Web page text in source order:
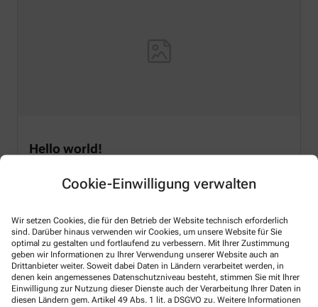
Cookie-Einwilligung verwalten
Wir setzen Cookies, die für den Betrieb der Website technisch erforderlich
sind. Darüber hinaus verwenden wir Cookies, um unsere Website für Sie
optimal zu gestalten und fortlaufend zu verbessern. Mit Ihrer Zustimmung
geben wir Informationen zu Ihrer Verwendung unserer Website auch an
Drittanbieter weiter. Soweit dabei Daten in Ländern verarbeitet werden, in
denen kein angemessenes Datenschutzniveau besteht, stimmen Sie mit Ihrer
Einwilligung zur Nutzung dieser Dienste auch der Verarbeitung Ihrer Daten in
diesen Ländern gem. Artikel 49 Abs. 1 lit. a DSGVO zu. Weitere Informationen
Hello world!
Welcome to WordPress on Azure Sites. This is your first
post. Edit or delete it, then start writing!
Mehr lesen
Kontakt